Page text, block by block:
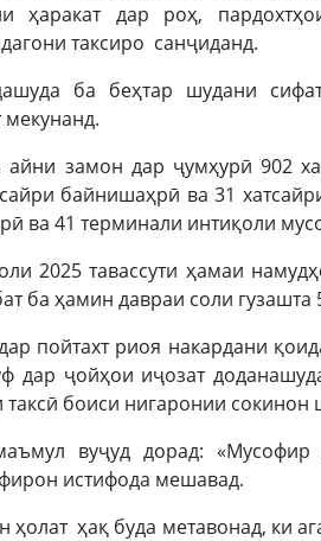
ҳаракат дар роҳ,
таксиро санҷиданд.
ба беҳтар шудани
замон дар ҷумҳурӣ 902
байнишаҳрӣ ва 31
ва 41 терминали интиқоли
2025 тавассути ҳамаи
ба ҳамин давраи соли
пойтахт риоя накардани
дар ҷойҳои иҷозат
боиси нигаронии сокинон
вуҷуд дорад:
истифода мешавад.
ҳақ буда метавонад, ки